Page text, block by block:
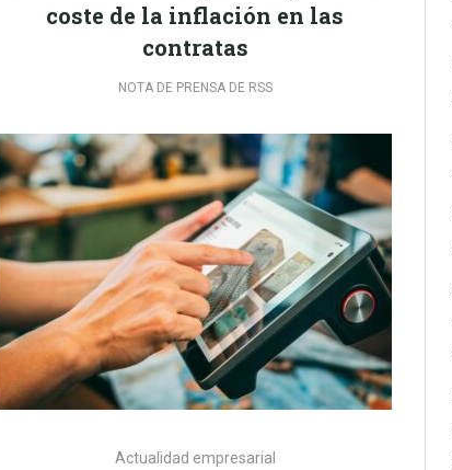
coste de la inflación en las
contratas
NOTA DE PRENSA DE RSS
Actualidad empresarial